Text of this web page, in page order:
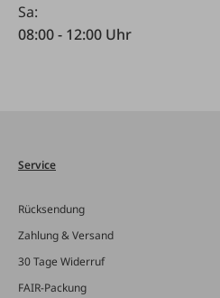
Sa:
08:00 - 12:00 Uhr
Service
Rücksendung
Zahlung & Versand
30 Tage Widerruf
FAIR-Packung